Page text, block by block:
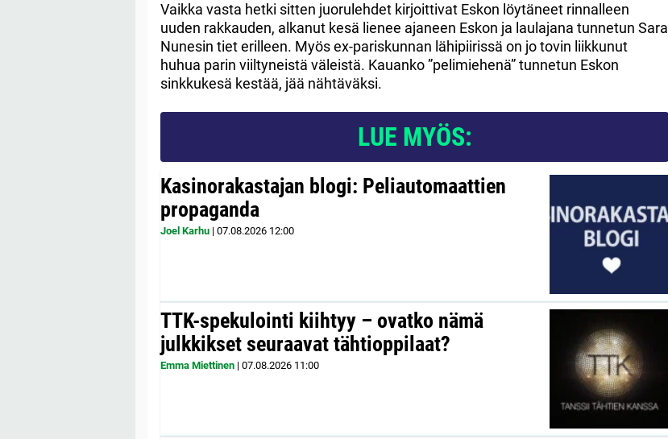
Vaikka vasta hetki sitten juorulehdet kirjoittivat Eskon löytäneet rinnalleen
uuden rakkauden, alkanut kesä lienee ajaneen Eskon ja laulajana tunnetun Sara
Nunesin tiet erilleen. Myös ex-pariskunnan lähipiirissä on jo tovin liikkunut
huhua parin viiltyneistä väleistä. Kauanko ”pelimiehenä” tunnetun Eskon
sinkkukesä kestää, jää nähtäväksi.
LUE MYÖS:
Kasinorakastajan blogi: Peliautomaattien
propaganda
Joel Karhu | 07.08.2026 12:00
TTK-spekulointi kiihtyy – ovatko nämä
julkkikset seuraavat tähtioppilaat?
Emma Miettinen | 07.08.2026 11:00